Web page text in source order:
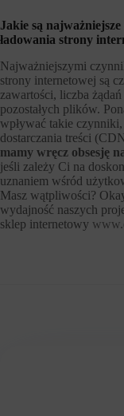
Jakie są
ładowania strony
Najważniejszymi
strony internetowej są
zawartości, liczba
pozostałych plików.
wpływać takie
dostarczania treści
mamy wręcz obsesję
jeśli zależy Ci na
uznaniem wśród
Masz wątpliwości?
wydajność naszych
sklep internetowy